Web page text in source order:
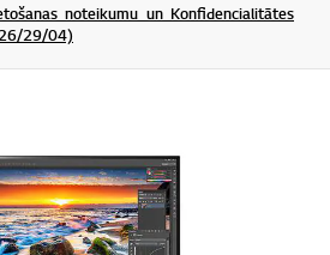
noteikumu un Konfidencialitātes
29/04)